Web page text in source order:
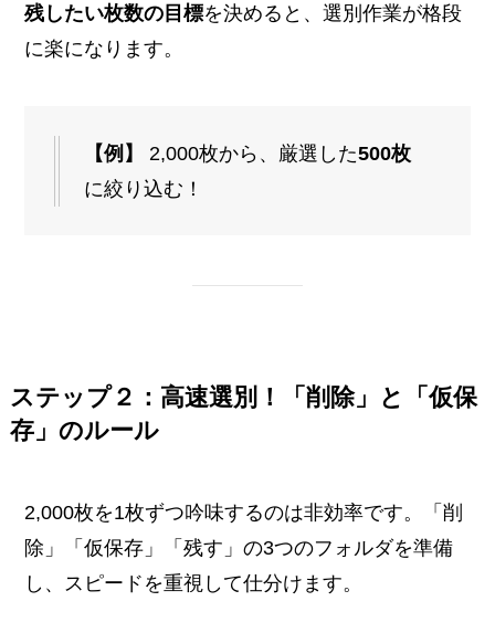
残したい枚数の目標を決めると、選別作業が格段
に楽になります。
【例】 2,000枚から、厳選した500枚
に絞り込む！
ステップ２：高速選別！「削除」と「仮保
存」のルール
2,000枚を1枚ずつ吟味するのは非効率です。「削
除」「仮保存」「残す」の3つのフォルダを準備
し、スピードを重視して仕分けます。